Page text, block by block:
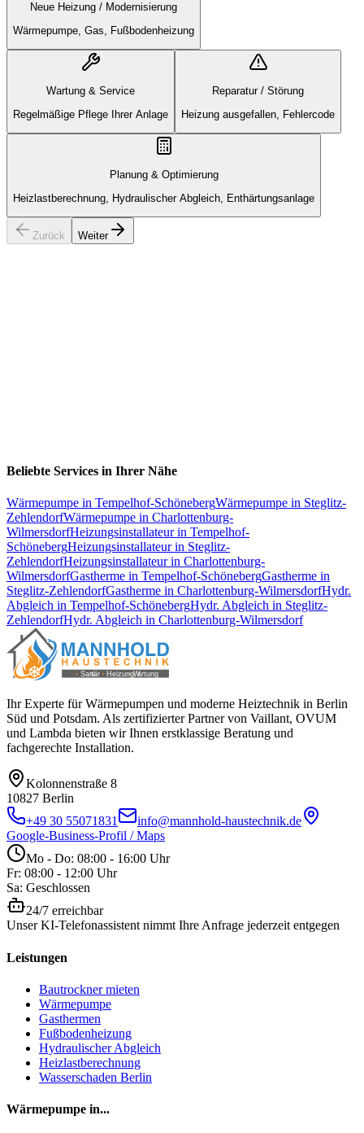
Neue Heizung / Modernisierung
Wärmepumpe, Gas, Fußbodenheizung
Wartung & Service
Regelmäßige Pflege Ihrer Anlage
Reparatur / Störung
Heizung ausgefallen, Fehlercode
Planung & Optimierung
Heizlastberechnung, Hydraulischer Abgleich, Enthärtungsanlage
Zurück Weiter
Beliebte Services in Ihrer Nähe
Wärmepumpe in Tempelhof-SchönebergWärmepumpe in Steglitz-
ZehlendorfWärmepumpe in Charlottenburg-
WilmersdorfHeizungsinstallateurin Tempelhof-
SchönebergHeizungsinstallateurin Steglitz-
ZehlendorfHeizungsinstallateurin Charlottenburg-
WilmersdorfGastherme in Tempelhof-SchönebergGastherme in
Steglitz-ZehlendorfGastherme in Charlottenburg-WilmersdorfHydr.
Abgleich in Tempelhof-SchönebergHydr. Abgleich in Steglitz-
ZehlendorfHydr. Abgleich in Charlottenburg-Wilmersdorf
Ihr Experte für Wärmepumpen und moderne Heiztechnik in Berlin
Süd und Potsdam. Als zertifizierter Partner von Vaillant, OVUM
und Lambda bieten wir Ihnen erstklassige Beratung und
fachgerechte Installation.
Kolonnenstraße 8
10827 Berlin
+49 30 55071831
info@mannhold-haustechnik.de
Google-Business-Profil / Maps
Mo - Do: 08:00 - 16:00 Uhr
Fr: 08:00 - 12:00 Uhr
Sa: Geschlossen
24/7 erreichbar
Unser KI-Telefonassistent nimmt Ihre Anfrage jederzeit entgegen
Leistungen
Bautrockner mieten
Wärmepumpe
Gasthermen
Fußbodenheizung
Hydraulischer Abgleich
Heizlastberechnung
Wasserschaden Berlin
Wärmepumpe in...